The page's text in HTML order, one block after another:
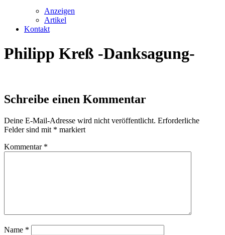
Anzeigen
Artikel
Kontakt
Philipp Kreß -Danksagung-
Schreibe einen Kommentar
Deine E-Mail-Adresse wird nicht veröffentlicht. Erforderliche
Felder sind mit * markiert
Kommentar *
Name *